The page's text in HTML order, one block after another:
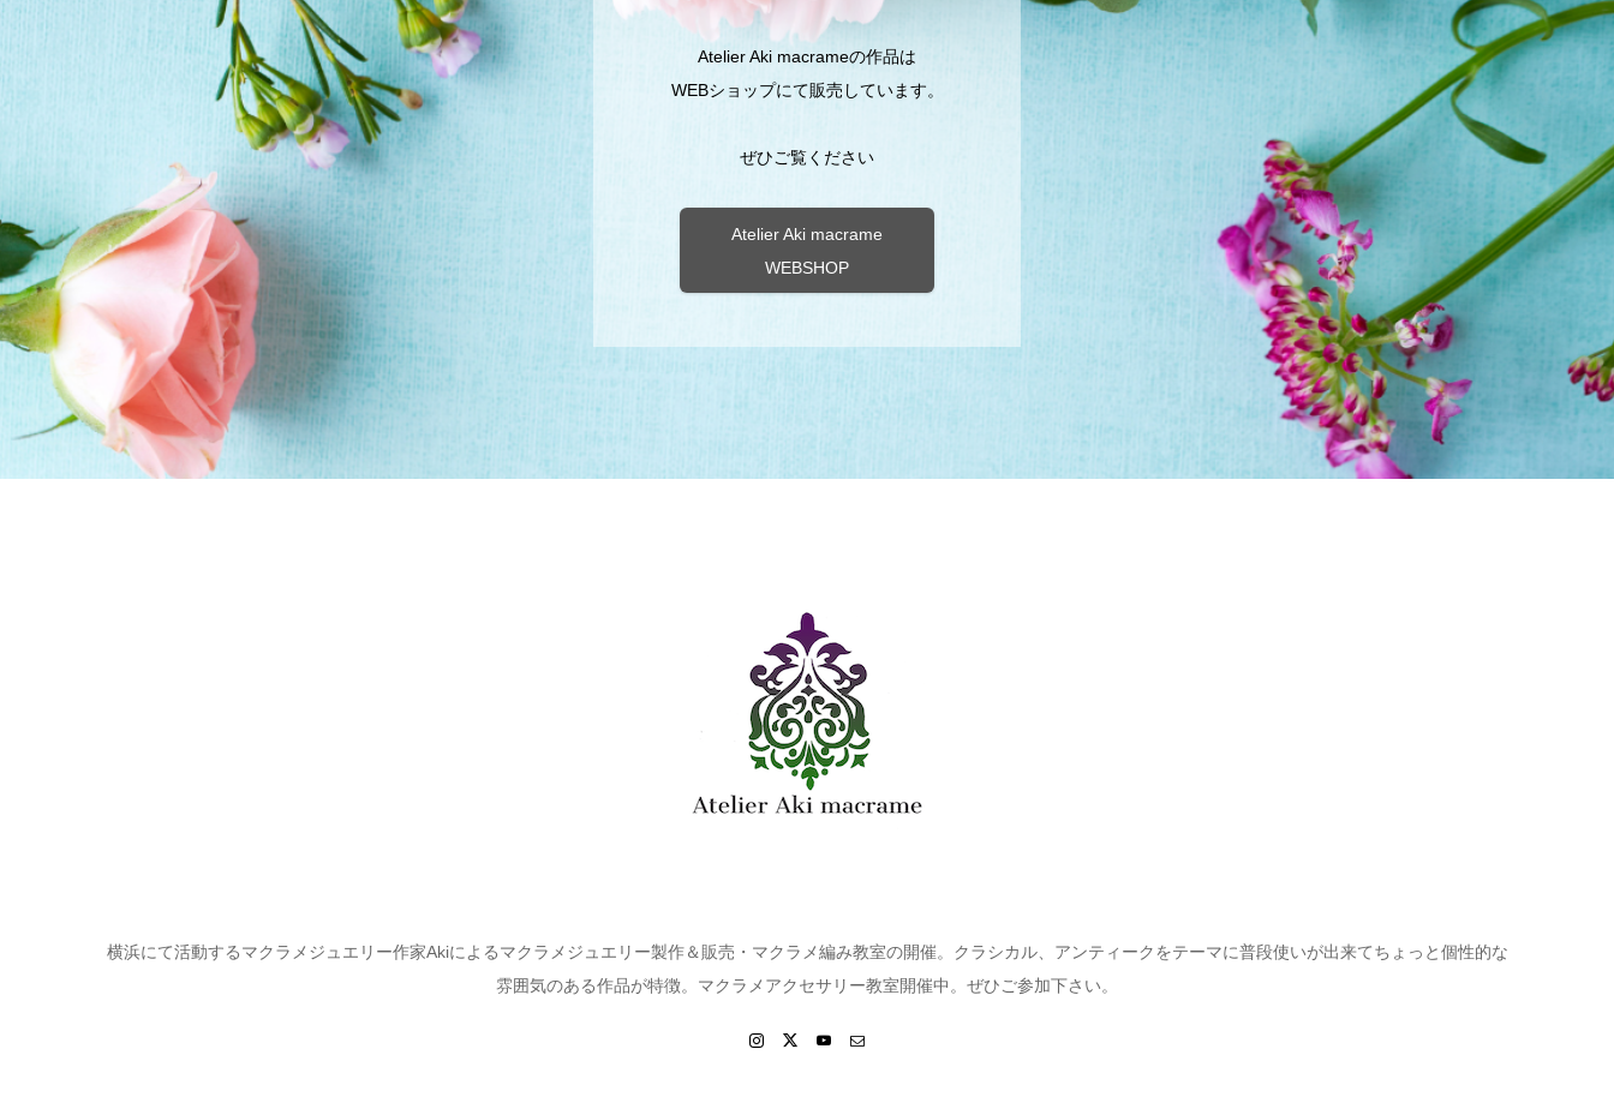
Atelier Aki macrameの作品は
WEBショップにて販売しています。
ぜひご覧ください
Atelier Aki macrame
WEBSHOP
横浜にて活動するマクラメジュエリー作家Akiによるマクラメジュエリー製作＆販売・マクラメ編み教室の開催。クラシカル、アンティークをテーマに普段使いが出来てちょっと個性的な
雰囲気のある作品が特徴。マクラメアクセサリー教室開催中。ぜひご参加下さい。